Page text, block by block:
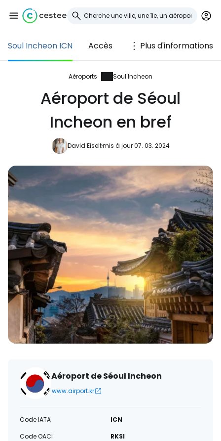
Soul Incheon ICN Accès Plus d'informations
Aéroports Soul Incheon
Aéroport de Séoul
Incheon en bref
David Eiseltmis à jour 07. 03. 2024
Aéroport de Séoul Incheon
www.airport.kr
Code IATA
ICN
Code OACI
RKSI
Se connecter à
Cestee
... la communauté mondiale des voyageurs
Continuer avec Facebook
Poursuivre avec le courrier
électronique